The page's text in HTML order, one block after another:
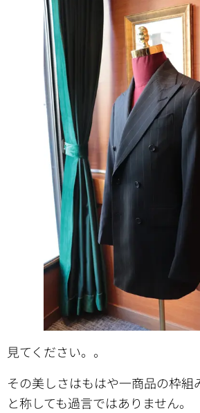
見てください。。
その美しさはもはや一商品の枠組
と称しても過言ではありません。